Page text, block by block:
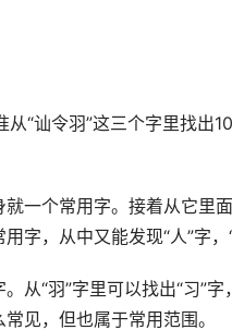
“讪令羽”这三个字里找出
一个常用字。接着从它里
字，从中又能发现“人”字，
从“羽”字里可以找出“习”
见，但也属于常用范围。